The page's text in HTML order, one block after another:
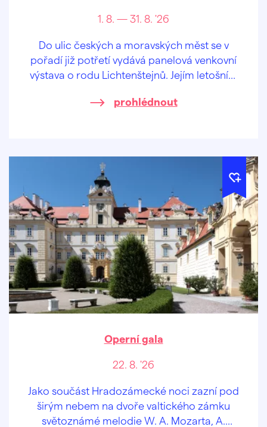
1. 8. — 31. 8. '26
Do ulic českých a moravských měst se v
pořadí již potřetí vydává panelová venkovní
výstava o rodu Lichtenštejnů. Jejím letošním
jednoduše Lichtenštejni a Česká republika.
prohlédnout
Operní gala
22. 8. '26
Jako součást Hradozámecké noci zazní pod
širým nebem na dvoře valtického zámku
světoznámé melodie W. A. Mozarta, A.